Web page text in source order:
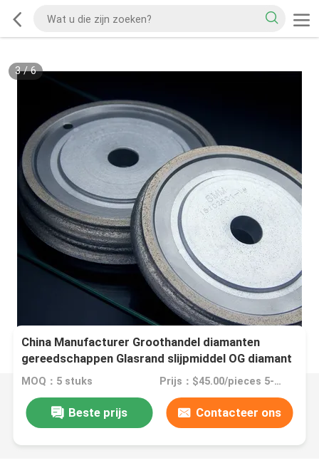
3/6
China Manufacturer Groothandel diamanten
gereedschappen Glasrand slijpmiddel OG diamant
slijpwiel
MOQ：5 stuks Prijs：$45.00/pieces 5-19 pieces
Beste prijs Contacteer ons